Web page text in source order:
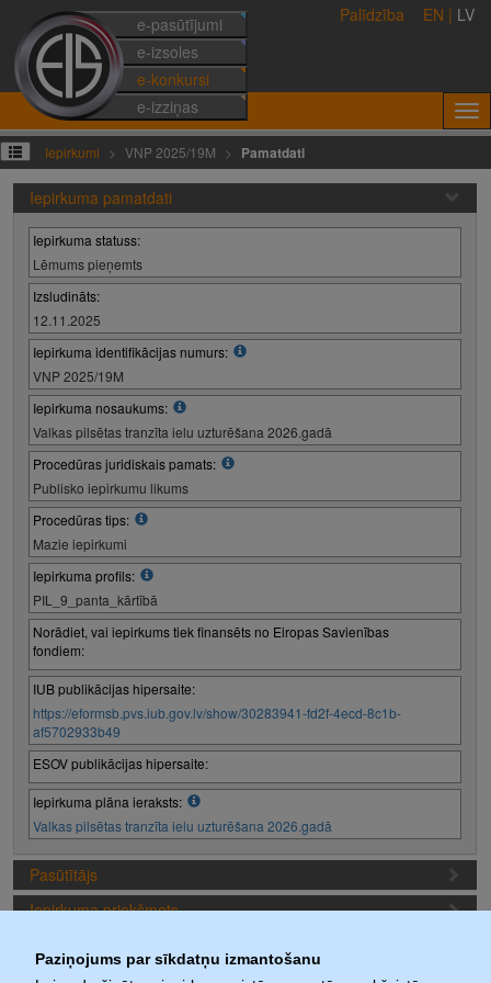
Paziņojums par sīkdatņu izmantošanu
e-pasūtījumi
e-izsoles
e-konkursi
e-izziņas
Palīdzība EN | LV
Iepirkumi VNP 2025/19M Pamatdati
Iepirkuma pamatdati
Iepirkuma statuss:
Lēmums pieņemts
Izsludināts:
12.11.2025
Iepirkuma identifikācijas numurs:
VNP 2025/19M
Iepirkuma nosaukums:
Valkas pilsētas tranzīta ielu uzturēšana 2026.gadā
Procedūras juridiskais pamats:
Publisko iepirkumu likums
Procedūras tips:
Mazie iepirkumi
Iepirkuma profils:
PIL_9_panta_kārtībā
Norādiet, vai iepirkums tiek finansēts no Eiropas Savienības
fondiem:
IUB publikācijas hipersaite:
https://eformsb.pvs.iub.gov.lv/show/30283941-fd2f-4ecd-8c1b-
af5702933b49
ESOV publikācijas hipersaite:
Iepirkuma plāna ieraksts:
Valkas pilsētas tranzīta ielu uzturēšana 2026.gadā
Pasūtītājs
Iepirkuma priekšmets